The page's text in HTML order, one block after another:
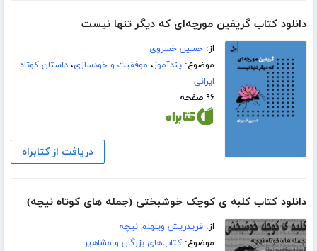
دانلود کتاب گریفین مورچه‌ای که دیگر تنها نیست
از:حسین خسروی
موضوع:پندآموز، موفقیت و خودسازی،داستان کوتاه
ایرانی
۹۶ صفحه
دریافت از کتابراه
دانلود کتاب کلبه ی کوچک خوشبختی (جمله های کوتاه نیچه)
از:فریدریش ویلهلم نیچه
موضوع:کتاب‌های بزرگان و مشاهیر